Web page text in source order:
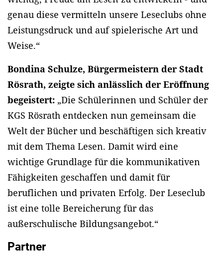
genau diese vermitteln unsere Leseclubs ohne
Leistungsdruck und auf spielerische Art und
Weise.“
Bondina Schulze, Bürgermeistern der Stadt
Rösrath, zeigte sich anlässlich der Eröffnung
begeistert: „Die Schülerinnen und Schüler der
KGS Rösrath entdecken nun gemeinsam die
Welt der Bücher und beschäftigen sich kreativ
mit dem Thema Lesen. Damit wird eine
wichtige Grundlage für die kommunikativen
Fähigkeiten geschaffen und damit für
beruflichen und privaten Erfolg. Der Leseclub
ist eine tolle Bereicherung für das
außerschulische Bildungsangebot.“
Partner